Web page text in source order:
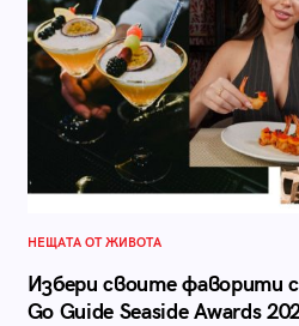
НЕЩАТА ОТ ЖИВОТА
Избери своите фаворити
Go Guide Seaside Awards